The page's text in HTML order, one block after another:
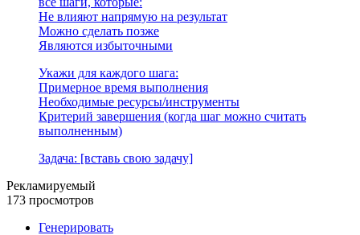
Не влияют напрямую на результат
Можно сделать позже
Являются избыточными
Укажи для каждого шага:
Примерное время выполнения
Необходимые ресурсы/инструменты
Критерий завершения (когда шаг можно считать
выполненным)
Задача: [вставь свою задачу]
Рекламируемый
173 просмотров
Генерировать